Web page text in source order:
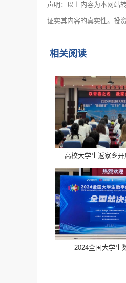
声明：以上内容为本网站
证实其内容的真实性。投
相关阅读
高校大学生返家乡
​2024全国大学生